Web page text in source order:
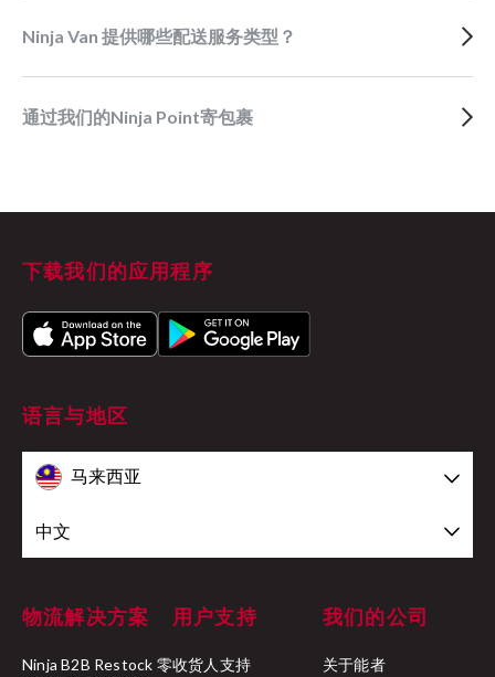
Ninja Van 提供哪些配送服务类型？
通过我们的Ninja Point寄包裹
下载我们的应用程序
语言与地区
马来西亚
中文
物流解决方案
Ninja B2B Restock 零
用户支持
收货人支持
我们的公司
关于能者